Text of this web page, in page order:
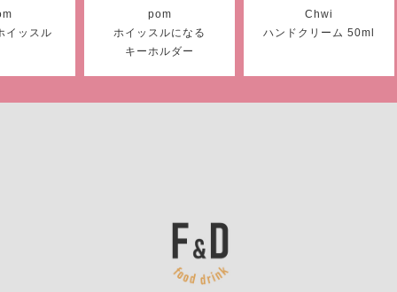
イッスル
pom
ホイッスルになる
キーホルダー
Chwi
ハンドクリーム 50ml